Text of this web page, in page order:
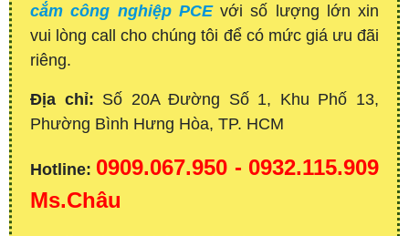
cắm công nghiệp PCE với số lượng lớn xin
vui lòng call cho chúng tôi để có mức giá ưu đãi
riêng.
Địa chỉ: Số 20A Đường Số 1, Khu Phố 13,
Phường Bình Hưng Hòa, TP. HCM
Hotline: 0909.067.950 - 0932.115.909
Ms.Châu